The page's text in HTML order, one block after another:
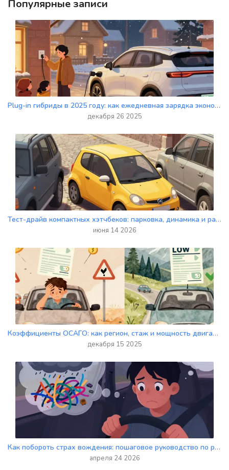
Популярные записи
Plug-in гибриды в 2025 году: как ежедневная зарядка экономит топливо на 70%
декабря 26 2025
Тест-драйв компактных хэтчбеков: парковка, динамика и расход в городе
июня 14 2026
Коэффициенты ОСАГО: как регион, стаж и мощность двигателя влияют на стоимость полиса в 2025 году
декабря 15 2025
Как побороть страх вождения: пошаговое руководство по работе с психологической нагрузкой
апреля 24 2026